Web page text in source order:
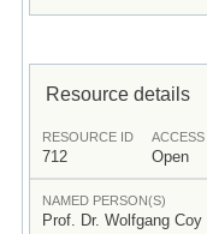
Resource details
RESOURCE ID
712
ACCESS
Open
NAMED PERSON(S)
Prof. Dr. Wolfgang Coy